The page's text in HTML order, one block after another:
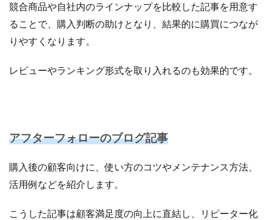
競合商品や自社内のラインナップを比較した記事を用意す
ることで、購入判断の助けとなり、結果的に購買につなが
りやすくなります。
レビューやランキング形式を取り入れるのも効果的です。
アフターフォローのブログ記事
購入後の顧客向けに、使い方のコツやメンテナンス方法、
活用例などを紹介します。
こうした記事は顧客満足度の向上に直結し、リピーター化